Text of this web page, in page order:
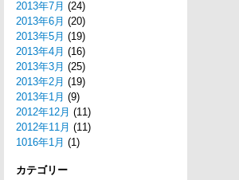
2013年7月 (24)
2013年6月 (20)
2013年5月 (19)
2013年4月 (16)
2013年3月 (25)
2013年2月 (19)
2013年1月 (9)
2012年12月 (11)
2012年11月 (11)
1016年1月 (1)
カテゴリー